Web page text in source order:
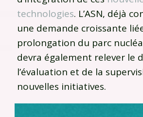
technologies. L’ASN, déjà
une demande croissante
prolongation du parc
devra également relever le
l’évaluation et de la
nouvelles initiatives.